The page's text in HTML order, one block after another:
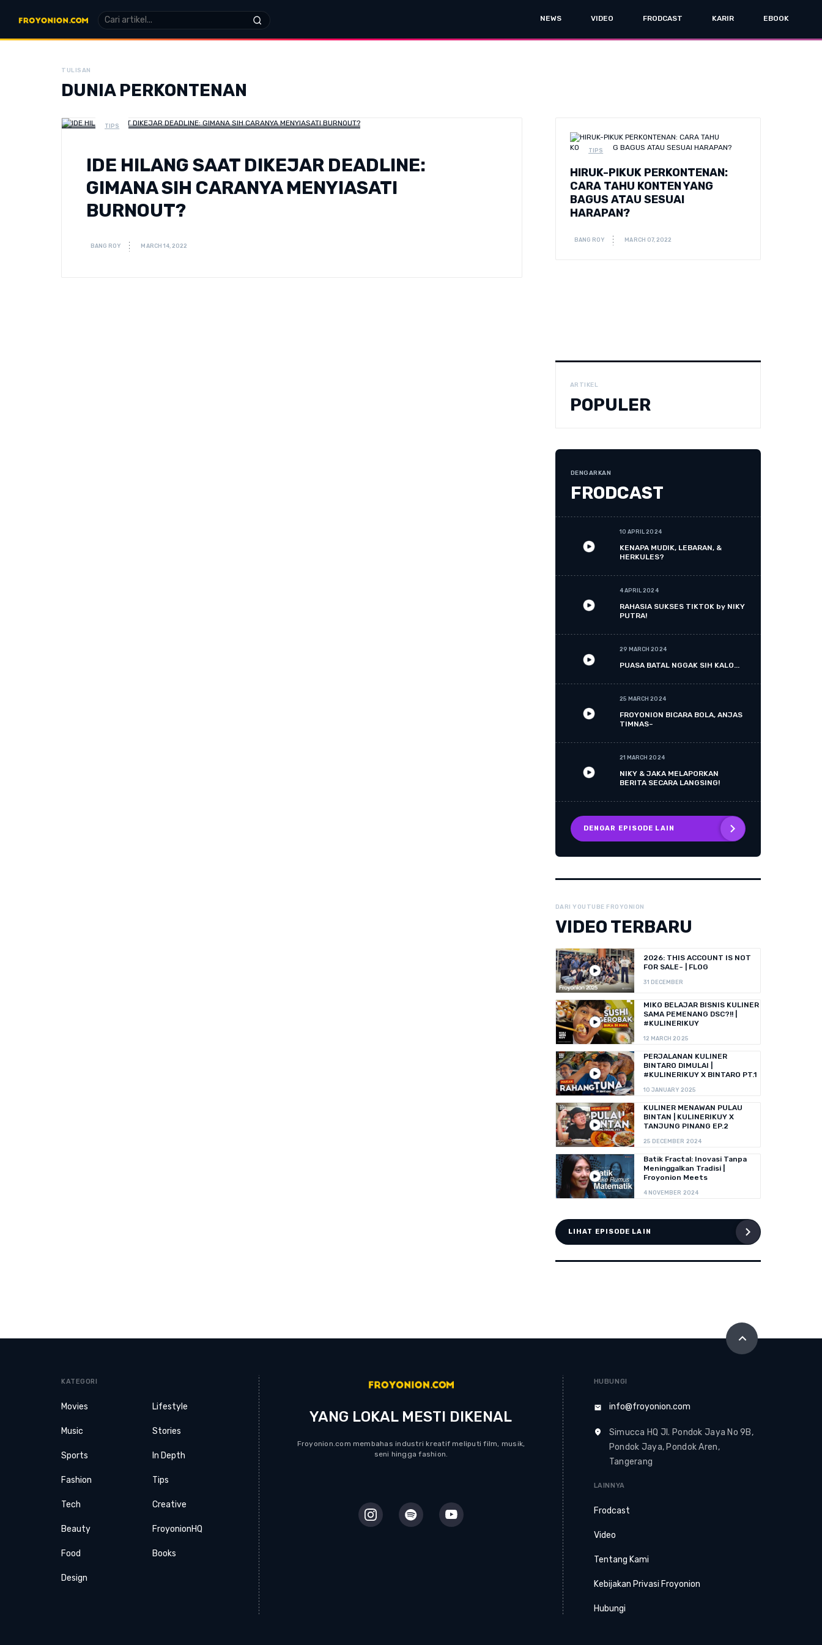
NEWS VIDEO FRODCAST KARIR EBOOK
TULISAN
DUNIA PERKONTENAN
TIPS
IDE HILANG SAAT DIKEJAR DEADLINE:
GIMANA SIH CARANYA MENYIASATI
BURNOUT?
BANG ROY MARCH 14, 2022
TIPS
HIRUK-PIKUK PERKONTENAN:
CARA TAHU KONTEN YANG
BAGUS ATAU SESUAI
HARAPAN?
BANG ROY MARCH 07, 2022
ARTIKEL
POPULER
DENGARKAN
FRODCAST
10 APRIL 2024
KENAPA MUDIK, LEBARAN, &
HERKULES?
4 APRIL 2024
RAHASIA SUKSES TIKTOK by NIKY
PUTRA!
29 MARCH 2024
PUASA BATAL NGGAK SIH KALO...
25 MARCH 2024
FROYONION BICARA BOLA, ANJAS
TIMNAS~
21 MARCH 2024
NIKY & JAKA MELAPORKAN
BERITA SECARA LANGSING!
DENGAR EPISODE LAIN
DARI YOUTUBE FROYONION
VIDEO TERBARU
2026: THIS ACCOUNT IS NOT
FOR SALE~ | FLOG
31 DECEMBER
MIKO BELAJAR BISNIS KULINER
SAMA PEMENANG DSC?!! |
#KULINERIKUY
12 MARCH 2025
PERJALANAN KULINER
BINTARO DIMULAI |
#KULINERIKUY X BINTARO PT.1
10 JANUARY 2025
KULINER MENAWAN PULAU
BINTAN | KULINERIKUY X
TANJUNG PINANG EP.2
25 DECEMBER 2024
Batik Fractal: Inovasi Tanpa
Meninggalkan Tradisi |
Froyonion Meets
4 NOVEMBER 2024
LIHAT EPISODE LAIN
KATEGORI
Movies
Music
Sports
Fashion
Tech
Beauty
Food
Design
Lifestyle
Stories
In Depth
Tips
Creative
FroyonionHQ
Books
YANG LOKAL MESTI DIKENAL
Froyonion.com membahas industri kreatif meliputi film, musik,
seni hingga fashion.
HUBUNGI
info@froyonion.com
Simucca HQ Jl. Pondok Jaya No 9B,
Pondok Jaya, Pondok Aren,
Tangerang
LAINNYA
Frodcast
Video
Tentang Kami
Kebijakan Privasi Froyonion
Hubungi